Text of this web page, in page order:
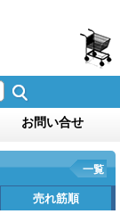
お問い合せ
一覧
売れ筋順